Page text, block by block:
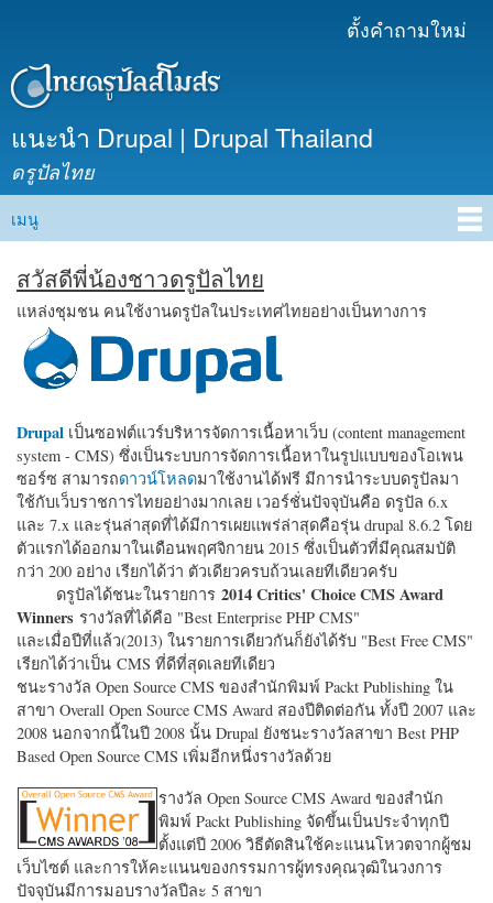
เนื้อหา
ตั้งคำถามใหม่
แนะนำ Drupal | Drupal Thailand
ดรูปัลไทย
Main menu
เมนู
สวัสดีพี่น้องชาวดรูปัลไทย
แหล่งชุมชน คนใช้งานดรูปัลในประเทศไทยอย่างเป็นทางการ
Drupal เป็นซอฟต์แวร์บริหารจัดการเนื้อหาเว็บ (content management
system - CMS) ซึ่งเป็นระบบการจัดการเนื้อหาในรูปแบบของโอเพน
ซอร์ซ สามารถดาวน์โหลดมาใช้งานได้ฟรี มีการนำระบบดรูปัลมา
ใช้กับเว็บราชการไทยอย่างมากเลย เวอร์ชั่นปัจจุบันคือ ดรูปัล 6.x
และ 7.x และรุ่นล่าสุดที่ได้มีการเผยแพร่ล่าสุดคือรุ่น drupal 8.6.2 โดย
ตัวแรกได้ออกมาในเดือนพฤศจิกายน 2015 ซึ่งเป็นตัวที่มีคุณสมบัติ
กว่า 200 อย่าง เรียกได้ว่า ตัวเดียวครบถ้วนเลยทีเดียวครับ
ดรูปัลได้ชนะในรายการ 2014 Critics' Choice CMS Award
Winners รางวัลที่ได้คือ "Best Enterprise PHP CMS"
และเมื่อปีที่แล้ว(2013) ในรายการเดียวกันก็ยังได้รับ "Best Free CMS"
เรียกได้ว่าเป็น CMS ที่ดีที่สุดเลยทีเดียว
ชนะรางวัล Open Source CMS ของสำนักพิมพ์ Packt Publishing ใน
สาขา Overall Open Source CMS Award สองปีติดต่อกัน ทั้งปี 2007 และ
2008 นอกจากนี้ในปี 2008 นั้น Drupal ยังชนะรางวัลสาขา Best PHP
Based Open Source CMS เพิ่มอีกหนึ่งรางวัลด้วย
รางวัล Open Source CMS Award ของสำนัก
พิมพ์ Packt Publishing จัดขึ้นเป็นประจำทุกปี
ตั้งแต่ปี 2006 วิธีตัดสินใช้คะแนนโหวตจากผู้ชม
เว็บไซต์ และการให้คะแนนของกรรมการผู้ทรงคุณวุฒิในวงการ
ปัจจุบันมีการมอบรางวัลปีละ 5 สาขา